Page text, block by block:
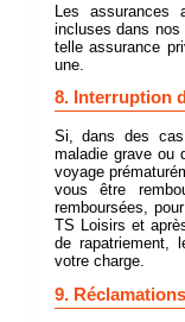
Les assurances
incluses dans
telle assurance
une.
8. Interruption
Si, dans des
maladie grave ou
voyage
vous être
remboursées,
TS Loisirs et
de rapatriement,
votre charge.
9. Réclamations